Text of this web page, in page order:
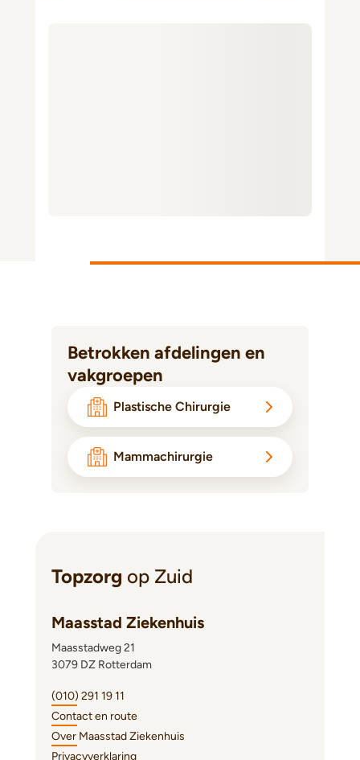
Betrokken afdelingen en
vakgroepen
Plastische Chirurgie
Mammachirurgie
Topzorg op Zuid
Maasstad Ziekenhuis
Maasstadweg 21
3079 DZ Rotterdam
(010) 291 19 11
Contact en route
Over Maasstad Ziekenhuis
Privacyverklaring